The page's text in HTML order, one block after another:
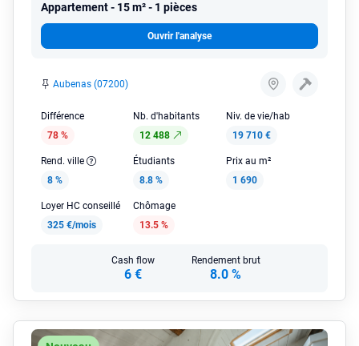
Appartement 15 m² - 1 pièces
Ouvrir l'analyse
Aubenas (07200)
Différence
78 %
Nb. d'habitants
12 488
Niv. de vie/hab
19 710 €
Rend. ville
8 %
Étudiants
8.8 %
Prix au m²
1 690
Loyer HC conseillé
325 €/mois
Chômage
13.5 %
Cash flow
6 €
Rendement brut
8.0 %